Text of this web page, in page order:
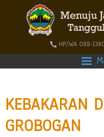
HP/WA 088-
KEBAKARAN
GROBOGAN